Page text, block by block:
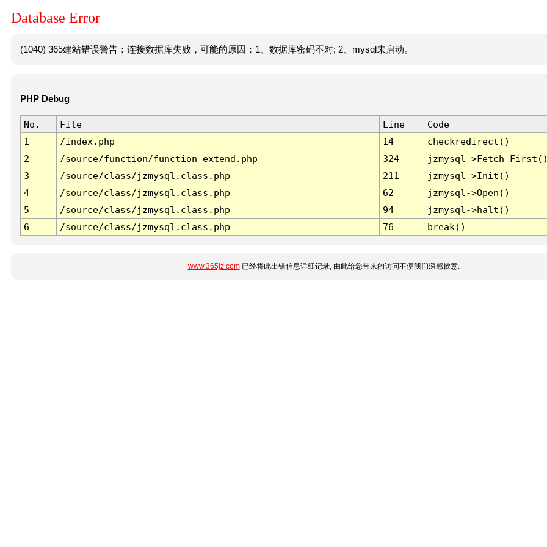
Database Error
(1040) 365建站错误警告：连接数据库失败，可能的原因：1、数据库密码不对; 2、mysql未启动。
PHP Debug
No. File Line
Code
1
/index.php 14
checkredirect()
2
/source/function/function_extend.php 324
jzmysql-
3
/source/class/jzmysql.class.php 211
jzmysql->Init()
4
/source/class/jzmysql.class.php 62
jzmysql->Open()
5
/source/class/jzmysql.class.php 94
jzmysql->halt()
6
/source/class/jzmysql.class.php 76 break()
www.365jz.com已经将此出错信息详细记录, 由此给您带来的访问不便我们深感歉意.